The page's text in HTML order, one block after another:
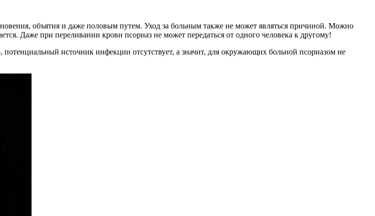
объятия и даже половым путем. Уход за больным также не может являться причиной. Можно
Даже при переливании крови псориаз не может передаться от одного человека к другому!
источник инфекции отсутствует, а значит, для окружающих больной псориазом не